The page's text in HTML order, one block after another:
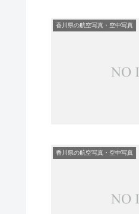
香川県の航空写真・空中写真
香川県の航空写真・空中写真